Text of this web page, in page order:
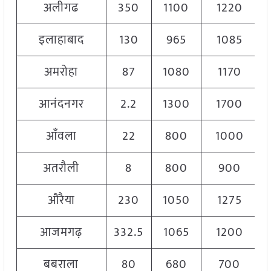
अलीगढ 350 1100 1220
इलाहाबाद
130 965 1085
अमरोहा
87 1080
1170
आनंदनगर
2.2 1300 1700
आँवला
22 800
1000
अतरौली
8 800
900
औरैया
230 1050
1275
आजमगढ़
332.5 1065
1200
बबराला
80 680 700